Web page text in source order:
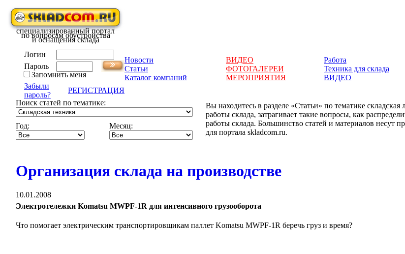
специализированный портал
по вопросам обустройства
и оснащения склада
Логин
Пароль
Запомнить меня
Забыли
пароль?
РЕГИСТРАЦИЯ
Новости ВИДЕО Работа
Статьи
ФОТОГАЛЕРЕИ Техника для склада
Каталог компаний
МЕРОПРИЯТИЯ ВИДЕО
Поиск статей по тематике:
Год: Месяц:
Вы находитесь в разделе «Статьи» по тематике
работы склада, затрагивает такие вопросы, как
работы склада. Большинство статей и материалов несут
для портала skladcom.ru.
Организация склада на производстве
10.01.2008
Электротележки Komatsu MWPF-1R для интенсивного грузооборота
Что помогает электрическим транспортировщикам паллет Komatsu MWPF-1R беречь груз и время?